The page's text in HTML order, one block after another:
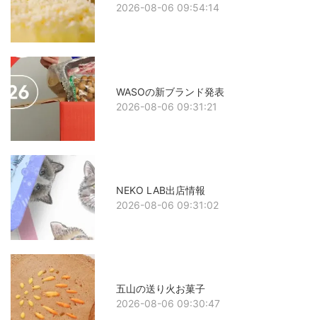
2026-08-06 09:54:14
WASOの新ブランド発表
2026-08-06 09:31:21
NEKO LAB出店情報
2026-08-06 09:31:02
五山の送り火お菓子
2026-08-06 09:30:47